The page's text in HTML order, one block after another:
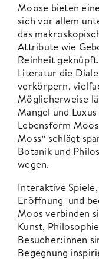
Moose bieten
sich vor allem
das
Attribute wie
Reinheit
Literatur die
verkörpern,
Möglicherweise
Mangel und
Lebensform
Moss“ schlägt
Botanik und
wegen.
Interaktive
Eröffnung und
Moos verbinden
Kunst,
Besucher:innen
Begegnung